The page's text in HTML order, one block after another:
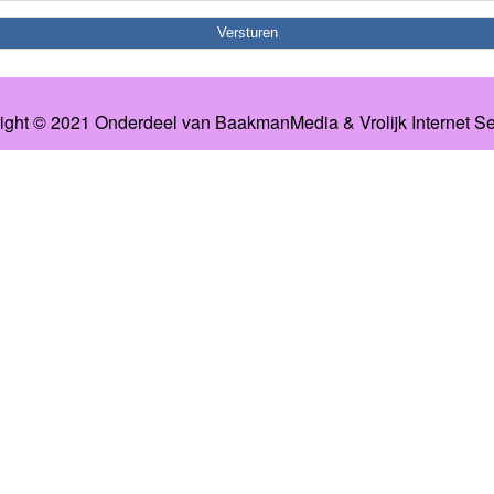
© 2021 Onderdeel van BaakmanMedia& Vrolijk Internet